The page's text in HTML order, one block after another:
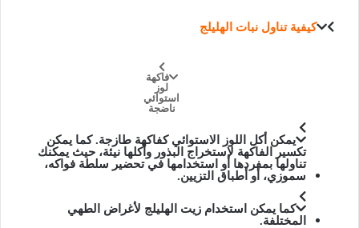
كيفية تناول نبات الهليلج
فاكهة
لوز
استوائي
ناضجة
يمكن أكل اللوز الاستوائي كفاكهة طازجة. كما يمكن
تكسير الفاكهة لاستخراج البذور وأكلها نيئة، حيث يمكنك
تناولها بمفردها أو استخدامها في تحضير سلطة فواكه،
سموزي، أو أطباق التزيين.
كما يمكن استخدام زيت الهليلج لأغراض الطهي
المختلفة.